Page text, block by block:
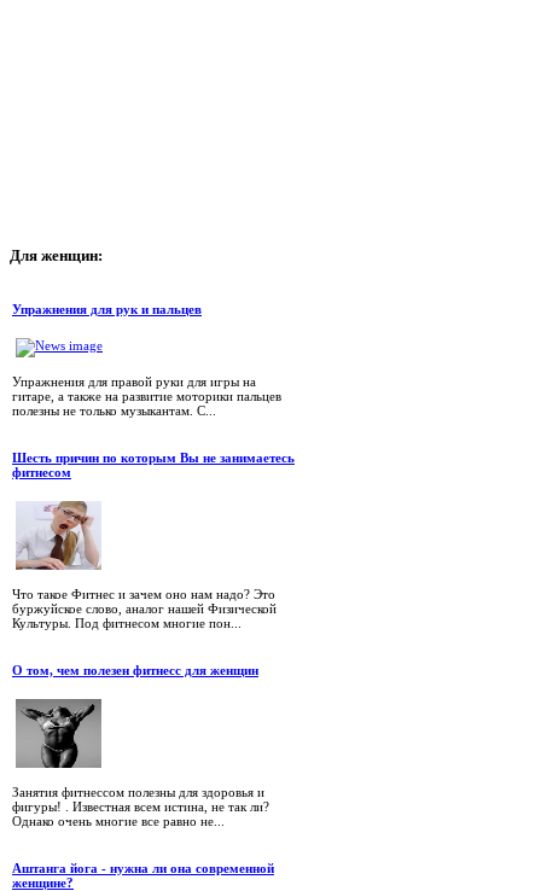
Для женщин:
Упражнения для рук и пальцев
Упражнения для правой руки для игры на
гитаре, а также на развитие моторики пальцев
полезны не только музыкантам. С...
Шесть причин по которым Вы не занимаетесь
фитнесом
Что такое Фитнес и зачем оно нам надо? Это
буржуйское слово, аналог нашей Физической
Культуры. Под фитнесом многие пон...
О том, чем полезен фитнесс для женщин
Занятия фитнессом полезны для здоровья и
фигуры! . Известная всем истина, не так ли?
Однако очень многие все равно не...
Аштанга йога - нужна ли она современной
женщине?